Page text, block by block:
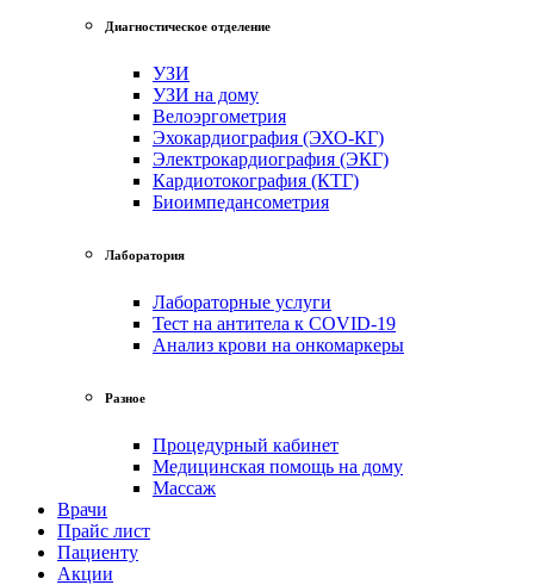
Диагностическое отделение
УЗИ
УЗИ на дому
Велоэргометрия
Эхокардиография (ЭХО-КГ)
Электрокардиография (ЭКГ)
Кардиотокография (КТГ)
Биоимпедансометрия
Лаборатория
Лабораторные услуги
Тест на антитела к COVID-19
Анализ крови на онкомаркеры
Разное
Процедурный кабинет
Медицинская помощь на дому
Массаж
Врачи
Прайс лист
Пациенту
Акции